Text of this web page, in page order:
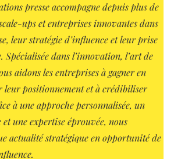
presse accompagne depuis plus de
ups et entreprises innovantes dans
leur stratégie d’influence et leur prise
Spécialisée dans l’innovation, l’art de
aidons les entreprises à gagner en
positionnement et à crédibiliser
à une approche personnalisée, un
une expertise éprouvée, nous
actualité stratégique en opportunité de